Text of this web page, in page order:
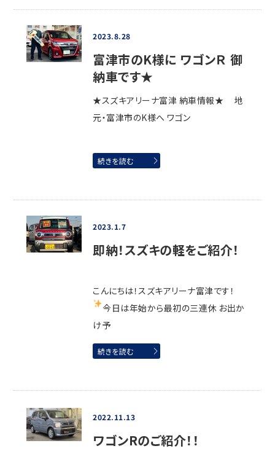
2023.8.28
富津市のK様に ワゴンＲ 御
納車です★
★スズキアリーナ富津 納車情報★ 地
元・富津市のK様へ ワゴン
続きを読む
2023.1.7
即納！スズキの軽をご紹介！
こんにちは！スズキアリーナ富津です！
今日は年始から最初の三連休お出か
け予
続きを読む
2022.11.13
ワゴンRのご紹介！！